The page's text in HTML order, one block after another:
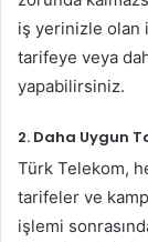
iş yerinizle olan
tarifeye veya
yapabilirsiniz.
2. Daha Uygun
Türk Telekom,
tarifeler ve
işlemi